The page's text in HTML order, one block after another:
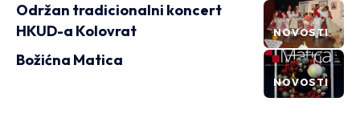
NOVOSTI
Održan tradicionalni koncert
HKUD-a Kolovrat
NOVOSTI
Božićna Matica